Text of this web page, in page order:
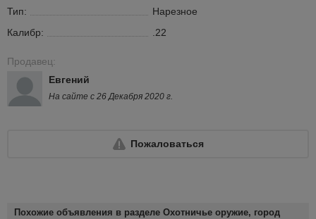
Тип:
Нарезное
Калибр:
.22
Продавец:
Евгений
На сайте с 26 Декабря 2020 г.
Пожаловаться
Похожие объявления в разделе Охотничье оружие, город